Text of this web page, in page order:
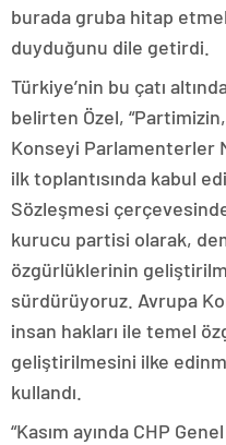
burada gruba hitap
duyduğunu dile getirdi.
Türkiye’nin bu çatı
belirten Özel,
Konseyi Parlamenterler
ilk toplantısında kabul
Sözleşmesi
kurucu partisi olarak,
özgürlüklerinin
sürdürüyoruz. Avrupa
insan hakları ile temel
geliştirilmesini ilke
kullandı.
“Kasım ayında CHP